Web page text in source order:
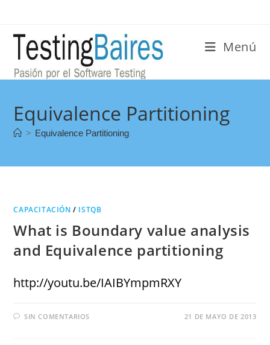
Menú
Equivalence Partitioning
> Equivalence Partitioning
CAPACITACIÓN / ISTQB
What is Boundary value analysis
and Equivalence partitioning
http://youtu.be/IAIBYmpmRXY
SIN COMENTARIOS 21 DE MAYO DE 2013